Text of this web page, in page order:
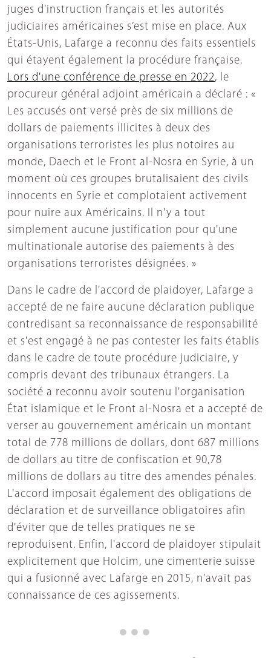
juges d'instruction français et les autorités
judiciaires américaines s’est mise en place. Aux
États-Unis, Lafarge a reconnu des faits essentiels
qui étayent également la procédure française.
Lors d'une conférence de presse en 2022, le
procureur général adjoint américain a déclaré : «
Les accusés ont versé près de six millions de
dollars de paiements illicites à deux des
organisations terroristes les plus notoires au
monde, Daech et le Front al-Nosra en Syrie, à un
moment où ces groupes brutalisaient des civils
innocents en Syrie et complotaient activement
pour nuire aux Américains. Il n'y a tout
simplement aucune justification pour qu'une
multinationale autorise des paiements à des
organisations terroristes désignées. »
Dans le cadre de l'accord de plaidoyer, Lafarge a
accepté de ne faire aucune déclaration publique
contredisant sa reconnaissance de responsabilité
et s'est engagé à ne pas contester les faits établis
dans le cadre de toute procédure judiciaire, y
compris devant des tribunaux étrangers. La
société a reconnu avoir soutenu l'organisation
État islamique et le Front al-Nosra et a accepté de
verser au gouvernement américain un montant
total de 778 millions de dollars, dont 687 millions
de dollars au titre de confiscation et 90,78
millions de dollars au titre des amendes pénales.
L'accord imposait également des obligations de
déclaration et de surveillance obligatoires afin
d'éviter que de telles pratiques ne se
reproduisent. Enfin, l'accord de plaidoyer stipulait
explicitement que Holcim, une cimenterie suisse
qui a fusionné avec Lafarge en 2015, n'avait pas
connaissance de ces agissements.